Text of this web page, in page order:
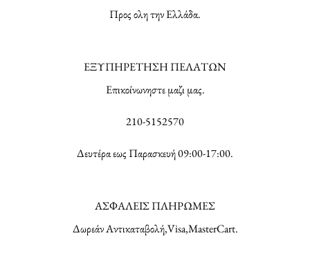
Προς ολη την Ελλάδα.
ΕΞΥΠΗΡΕΤΗΣΗ ΠΕΛΑΤΩΝ
Επικοίνωνηστε μαζι μας.
210-5152570
Δευτέρα εως Παρασκευή 09:00-17:00.
ΑΣΦΑΛΕΙΣ ΠΛΗΡΩΜΕΣ
Δωρεάν Αντικαταβολή,Visa,MasterCart.